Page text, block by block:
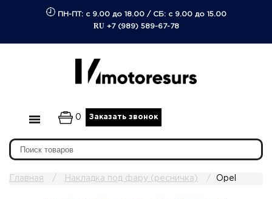
ПН-ПТ: с 9.00 до 18.00/ СБ: с 9.00 до 15.00
RU +7 (989) 589-67-78
0 Заказать звонок
Главная Накладка под фару (ресничка) Opel